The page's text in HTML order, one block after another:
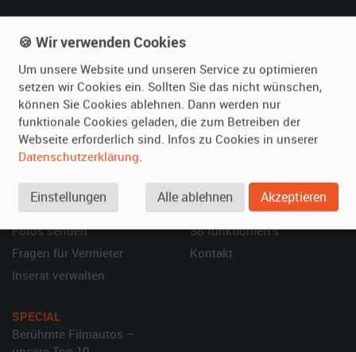
film-autos.com
Über uns
Leistungen
Referenzen
Kundenmeinungen
Oldtimer mieten
Erweiterte Suche
Fragen für Mieter
Service
Vermieten
Oldtimer anmelden
Fotos senden
Fragen für Vermieter
Inserat verwalten
Hilfe
Häufige Fragen (FAQ)
So funktioniert's
Kontakt
SPECIAL
Berühmte Filmautos –
🍪 Wir verwenden Cookies
Um unsere Website und unseren Service zu optimieren
setzen wir Cookies ein. Sollten Sie das nicht wünschen,
können Sie Cookies ablehnen. Dann werden nur
funktionale Cookies geladen, die zum Betreiben der
Webseite erforderlich sind. Infos zu Cookies in unserer
Datenschutzerklärung.
Einstellungen Alle ablehnen Akzeptieren